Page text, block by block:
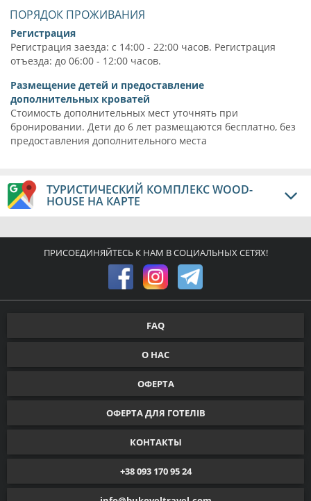
ПОРЯДОК ПРОЖИВАНИЯ
Регистрация
Регистрация заезда: с 14:00 - 22:00 часов. Регистрация
отъезда: до 06:00 - 12:00 часов.
Размещение детей и предоставление
дополнительных кроватей
Стоимость дополнительных мест уточнять при
бронировании. Дети до 6 лет размещаются бесплатно, без
предоставления дополнительного места
ТУРИСТИЧЕСКИЙ КОМПЛЕКС WOOD-
HOUSE НА КАРТЕ
ПРИСОЕДИНЯЙТЕСЬ К НАМ В СОЦИАЛЬНЫХ СЕТЯХ!
FAQ
О НАС
ОФЕРТА
ОФЕРТА ДЛЯ ГОТЕЛІВ
КОНТАКТЫ
+38 093 170 95 24